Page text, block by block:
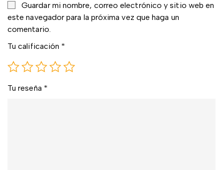
Guardar mi nombre, correo electrónico y sitio web en
este navegador para la próxima vez que haga un
comentario.
Tu calificación *
Tu reseña *